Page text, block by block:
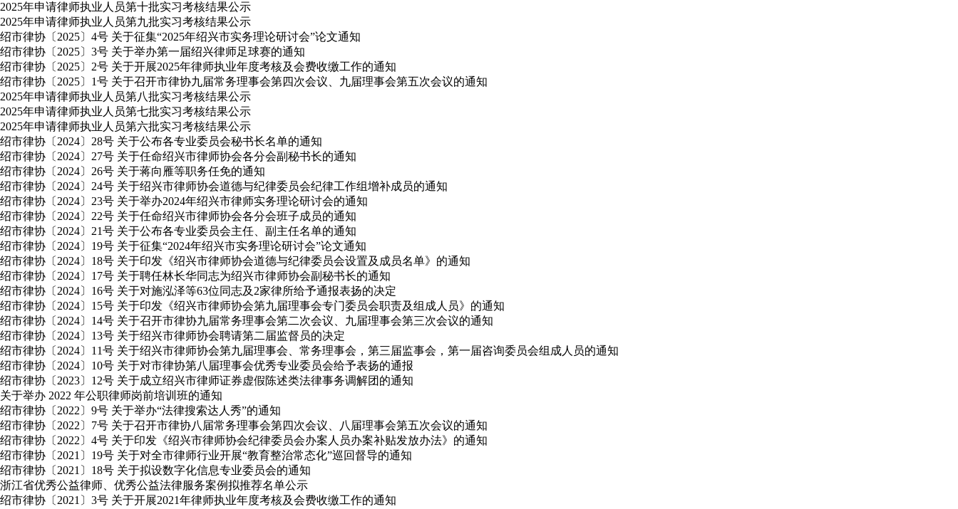
2025年申请律师执业人员第十批实习考核结果公示
2025年申请律师执业人员第九批实习考核结果公示
绍市律协〔2025〕4号 关于征集“2025年绍兴市实务理论研讨会”论文通知
绍市律协〔2025〕3号 关于举办第一届绍兴律师足球赛的通知
绍市律协〔2025〕2号 关于开展2025年律师执业年度考核及会费收缴工作的通知
绍市律协〔2025〕1号 关于召开市律协九届常务理事会第四次会议、九届理事会第五次会议的通知
2025年申请律师执业人员第八批实习考核结果公示
2025年申请律师执业人员第七批实习考核结果公示
2025年申请律师执业人员第六批实习考核结果公示
绍市律协〔2024〕28号 关于公布各专业委员会秘书长名单的通知
绍市律协〔2024〕27号 关于任命绍兴市律师协会各分会副秘书长的通知
绍市律协〔2024〕26号 关于蒋向雁等职务任免的通知
绍市律协〔2024〕24号 关于绍兴市律师协会道德与纪律委员会纪律工作组增补成员的通知
绍市律协〔2024〕23号 关于举办2024年绍兴市律师实务理论研讨会的通知
绍市律协〔2024〕22号 关于任命绍兴市律师协会各分会班子成员的通知
绍市律协〔2024〕21号 关于公布各专业委员会主任、副主任名单的通知
绍市律协〔2024〕19号 关于征集“2024年绍兴市实务理论研讨会”论文通知
绍市律协〔2024〕18号 关于印发《绍兴市律师协会道德与纪律委员会设置及成员名单》的通知
绍市律协〔2024〕17号 关于聘任林长华同志为绍兴市律师协会副秘书长的通知
绍市律协〔2024〕16号 关于对施泓泽等63位同志及2家律所给予通报表扬的决定
绍市律协〔2024〕15号 关于印发《绍兴市律师协会第九届理事会专门委员会职责及组成人员》的通知
绍市律协〔2024〕14号 关于召开市律协九届常务理事会第二次会议、九届理事会第三次会议的通知
绍市律协〔2024〕13号 关于绍兴市律师协会聘请第二届监督员的决定
绍市律协〔2024〕11号 关于绍兴市律师协会第九届理事会、常务理事会，第三届监事会，第一届咨询委员会组成人员的通知
绍市律协〔2024〕10号 关于对市律协第八届理事会优秀专业委员会给予表扬的通报
绍市律协〔2023〕12号 关于成立绍兴市律师证券虚假陈述类法律事务调解团的通知
关于举办 2022 年公职律师岗前培训班的通知
绍市律协〔2022〕9号 关于举办“法律搜索达人秀”的通知
绍市律协〔2022〕7号 关于召开市律协八届常务理事会第四次会议、八届理事会第五次会议的通知
绍市律协〔2022〕4号 关于印发《绍兴市律师协会纪律委员会办案人员办案补贴发放办法》的通知
绍市律协〔2021〕19号 关于对全市律师行业开展“教育整治常态化”巡回督导的通知
绍市律协〔2021〕18号 关于拟设数字化信息专业委员会的通知
浙江省优秀公益律师、优秀公益法律服务案例拟推荐名单公示
绍市律协〔2021〕3号 关于开展2021年律师执业年度考核及会费收缴工作的通知